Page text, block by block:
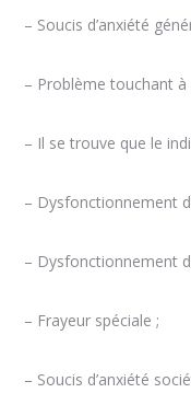
– Soucis d’anxiété
– Problème touchant à
– Il se trouve que le
– Dysfonctionnement
– Dysfonctionnement
– Frayeur spéciale ;
– Soucis d’anxiété